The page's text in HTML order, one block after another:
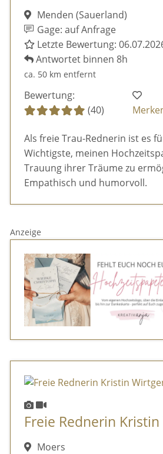
Menden (Sauerland)
Gage: auf Anfrage
Letzte Bewertung:
Antwortet binnen 8h
ca. 50 km entfernt
Bewertung:
(40)
Als freie Trau-Rednerin ist es
Wichtigste, meinen
Trauung ihrer Träume zu
Empathisch und humorvoll.
Anzeige
Freie Rednerin
Moers